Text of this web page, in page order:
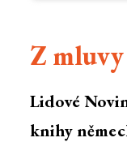
Z
Lidové
knihy